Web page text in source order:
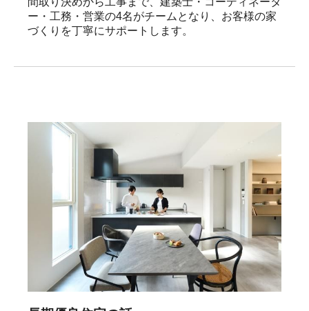
ー・工務・営業の4名がチームとなり、お客様の家
づくりを丁寧にサポートします。